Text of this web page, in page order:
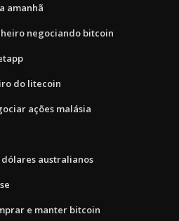
amanhã
negociando bitcoin
do litecoin
ações malásia
dólares australianos
e manter bitcoin